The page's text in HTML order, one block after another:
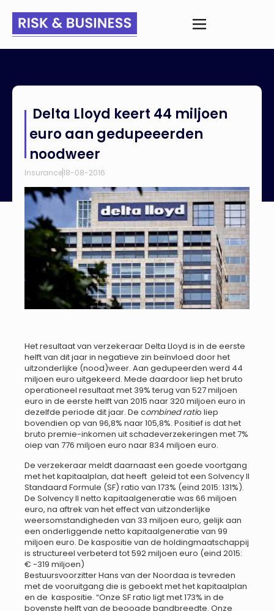
gedupeeerden noodweer
Delta Lloyd keert 44 miljoen
euro aan gedupeeerden
noodweer
Insurance18-08-2016
Het resultaat van verzekeraar Delta Lloyd is in de eerste
helft van dit jaar in negatieve zin beïnvloed door het
uitzonderlijke (nood)weer. Aan gedupeerden werd 44
miljoen euro uitgekeerd. Mede daardoor liep het bruto
operationeel resultaat met 39% terug van 527 miljoen
euro in de eerste helft van 2015 naar 320 miljoen euro in
dezelfde periode dit jaar. De combined ratio liep
bovendien op van 96,8% naar 105,8%. Positief is dat het
bruto premie-inkomen uit schadeverzekeringen met 7%
oiep van 776 miljoen euro naar 834 miljoen euro.
De verzekeraar meldt daarnaast een goede voortgang
met het kapitaalplan, dat heeft geleid tot een Solvency II
Standaard Formule (SF) ratio van 173% (eind 2015: 131%).
De Solvency II netto kapitaalgeneratie was 66 miljoen
euro, na aftrek van het effect van uitzonderlijke
weersomstandigheden van 33 miljoen euro, gelijk aan
een onderliggende netto kapitaalgeneratie van 99
miljoen euro. De kaspositie van de holdingmaatschappij
is structureel verbeterd tot 592 miljoen euro (eind 2015:
€ -319 miljoen)
Bestuursvoorzitter Hans van der Noordaa is tevreden
met de vooruitgang die is geboekt met het kapitaalplan
en de kaspositie. “Onze SF ratio ligt met 173% in de
bovenste helft van de beoogde bandbreedte. Onze